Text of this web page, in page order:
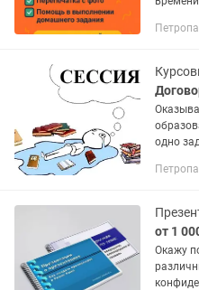
реферат
помощь
одно
от 1
Окажу